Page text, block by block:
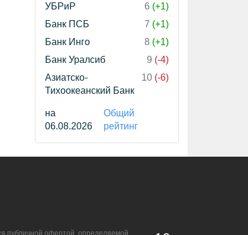
УБРиР
6 (+1)
Банк ПСБ
7 (+1)
Банк Инго
8 (+1)
Банк Уралсиб
9 (-4)
Азиатско-
Тихоокеанский Банк
10 (-6)
на
06.08.2026
Общий
рейтинг
публичной офертой, определяемой